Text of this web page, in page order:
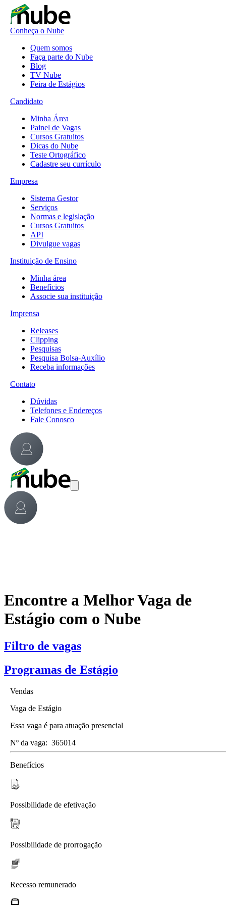
Conheça o Nube
Quem somos
Faça parte do Nube
Blog
TV Nube
Feira de Estágios
Candidato
Minha Área
Painel de Vagas
Cursos Gratuitos
Dicas do Nube
Teste Ortográfico
Cadastre seu currículo
Empresa
Sistema Gestor
Serviços
Normas e legislação
Cursos Gratuitos
API
Divulgue vagas
Instituição de Ensino
Minha área
Benefícios
Associe sua instituição
Imprensa
Releases
Clipping
Pesquisas
Pesquisa Bolsa-Auxílio
Receba informações
Contato
Dúvidas
Telefones e Endereços
Fale Conosco
Encontre a Melhor Vaga de
Estágio com o Nube
Filtro de vagas
Programas de Estágio
Vendas
Vaga de Estágio
Essa vaga é para atuação presencial
Nº da vaga: 365014
Benefícios
Possibilidade de efetivação
Possibilidade de prorrogação
Recesso remunerado